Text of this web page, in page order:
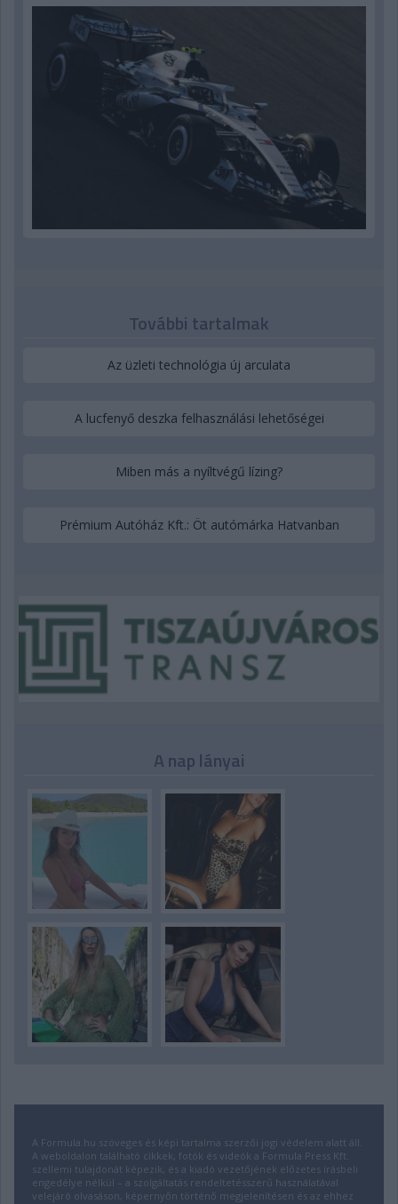
További tartalmak
Az üzleti technológia új arculata
A lucfenyő deszka felhasználási lehetőségei
Miben más a nyíltvégű lízing?
Prémium Autóház Kft.: Öt autómárka Hatvanban
A nap lányai
A Formula.hu szöveges és képi tartalma szerzői jogi védelem alatt áll.
A weboldalon található cikkek, fotók és videók a Formula Press Kft.
szellemi tulajdonát képezik, és a kiadó vezetőjének előzetes írásbeli
engedélye nélkül – a szolgáltatás rendeltetésszerű használatával
velejáró olvasáson, képernyőn történő megjelenítésen és az ehhez